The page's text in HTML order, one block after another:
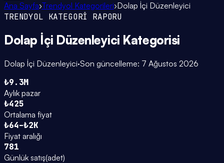
Ana Sayfa›Trendyol Kategorileri›Dolap İçi Düzenleyici
TRENDYOL KATEGORİ RAPORU
Dolap İçi Düzenleyici Kategorisi
Dolap İçi Düzenleyici·Son güncelleme: 7 Ağustos 2026
₺9.3M
Aylık pazar
₺425
Ortalama fiyat
₺64–₺2K
Fiyat aralığı
781
Günlük satış(adet)